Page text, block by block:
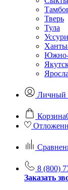
Тверь
Тула
Южно-
Личный
Корзина
8 (800)
Заказать